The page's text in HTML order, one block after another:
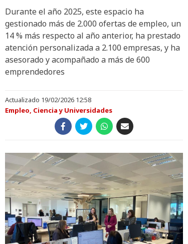
Durante el año 2025, este espacio ha
gestionado más de 2.000 ofertas de empleo, un
14 % más respecto al año anterior, ha prestado
atención personalizada a 2.100 empresas, y ha
asesorado y acompañado a más de 600
emprendedores
Actualizado 19/02/2026 12:58
Empleo, Ciencia y Universidades